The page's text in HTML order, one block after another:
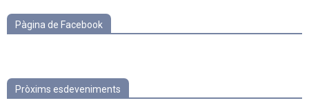
Pàgina de Facebook
Pròxims esdeveniments